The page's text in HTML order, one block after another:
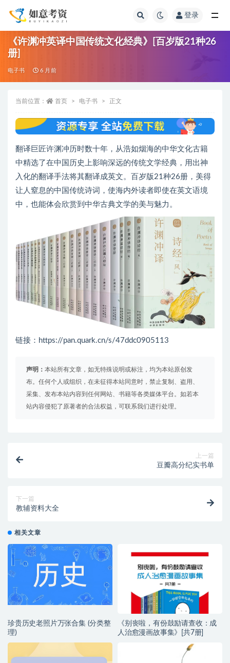
登录
《许渊冲英译中国传统文化经典》[百岁版21种26
册]
电子书 6 月前
当前位置： 首页 电子书 正文
翻译巨匠许渊冲历时数十年，从浩如烟海的中华文化古籍
中精选了在中国历史上影响深远的传统文学经典，用出神
入化的翻译手法将其翻译成英文。百岁版21种26册，美得
让人窒息的中国传统诗词，使海内外读者即使在英文语境
中，也能体会欣赏到中华古典文学的美与魅力。
链接：https://pan.quark.cn/s/47ddc0905113
声明： 本站所有文章，如无特殊说明或标注，均为本站原创发
布。任何个人或组织，在未征得本站同意时，禁止复制、盗用、
采集、发布本站内容到任何网站、书籍等各类媒体平台。如若本
站内容侵犯了原著者的合法权益，可联系我们进行处理。
上一篇
豆瓣高分纪实书单
下一篇
教辅资料大全
相关文章
珍贵历史老照片万张合集 (分类整
理)
《别丧啦，有份鼓励请查收：成
人治愈漫画故事集》[共7册]